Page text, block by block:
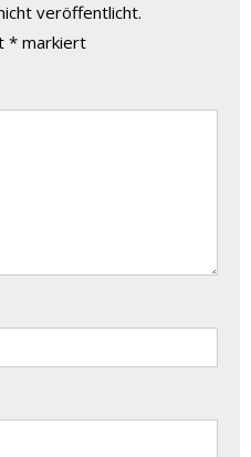
veröffentlicht.
* markiert